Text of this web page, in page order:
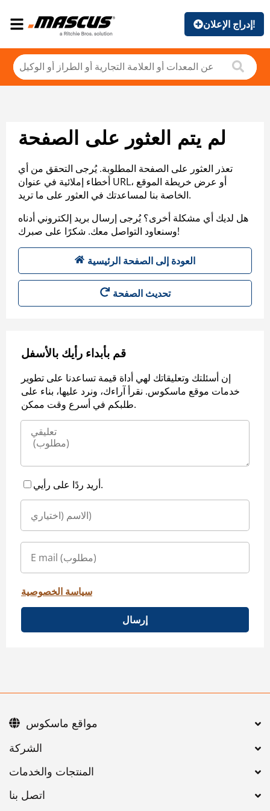
إدراج الإعلان!
لم يتم العثور على الصفحة
تعذر العثور على الصفحة المطلوبة. يُرجى التحقق من أي
أخطاء إملائية في عنوان URL، أو عرض خريطة الموقع
الخاصة بنا لمساعدتك في العثور على ما تريد.
هل لديك أي مشكلة أخرى؟ يُرجى إرسال بريد إلكتروني أدناه
وسنعاود التواصل معك. شكرًا على صبرك!
العودة إلى الصفحة الرئيسية
تحديث الصفحة
قم بأبداء رأيك بالأسفل
إن أسئلتك وتعليقاتك لهي أداة قيمة تساعدنا على تطوير
خدمات موقع ماسكوس. نقرأ آراءك، ونرد عليها، بناء على
طلبكم في أسرع وقت ممكن.
أريد ردًا على رأيي.
سياسة الخصوصية
إرسال
اتصل بنا
مواقع ماسكوس